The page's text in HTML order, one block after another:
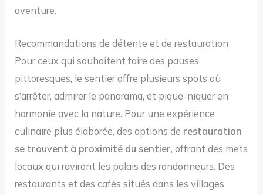
aventure.
Recommandations de détente et de restauration
Pour ceux qui souhaitent faire des pauses
pittoresques, le sentier offre plusieurs spots où
s’arrêter, admirer le panorama, et pique-niquer en
harmonie avec la nature. Pour une expérience
culinaire plus élaborée, des options de restauration
se trouvent à proximité du sentier, offrant des mets
locaux qui raviront les palais des randonneurs. Des
restaurants et des cafés situés dans les villages